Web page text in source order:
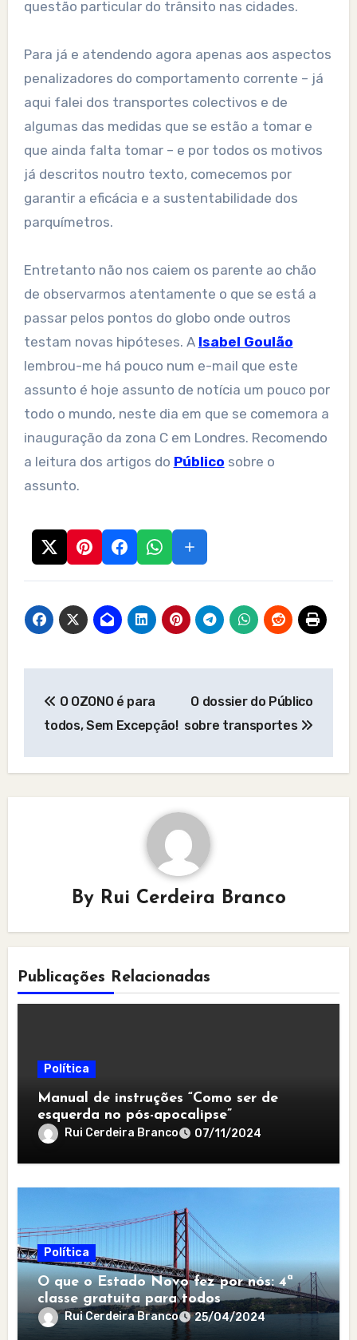
questão particular do trânsito nas cidades.
Para já e atendendo agora apenas aos aspectos
penalizadores do comportamento corrente – já
aqui falei dos transportes colectivos e de
algumas das medidas que se estão a tomar e
que ainda falta tomar – e por todos os motivos
já descritos noutro texto, comecemos por
garantir a eficácia e a sustentabilidade dos
parquímetros.
Entretanto não nos caiem os parente ao chão
de observarmos atentamente o que se está a
passar pelos pontos do globo onde outros
testam novas hipóteses. A Isabel Goulão
lembrou-me há pouco num e-mail que este
assunto é hoje assunto de notícia um pouco por
todo o mundo, neste dia em que se comemora a
inauguração da zona C em Londres. Recomendo
a leitura dos artigos do Público sobre o
assunto.
navigation
O OZONO é para
todos, Sem Excepção!
O dossier do Público
sobre transportes
By Rui Cerdeira Branco
Publicações Relacionadas
Política
Manual de instruções “Como ser de
esquerda no pós-apocalipse”
Rui Cerdeira Branco 07/11/2024
Política
O que o Estado Novo fez por nós: 4ª
classe gratuita para todos
Rui Cerdeira Branco 25/04/2024